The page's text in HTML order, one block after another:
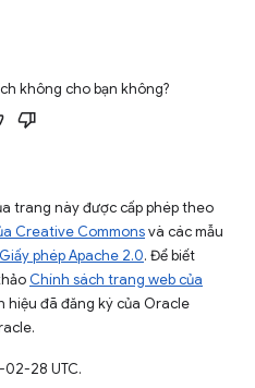
không cho bạn không?
trang này được cấp phép theo
Creative Commonsvà các mẫu
Giấy phép Apache 2.0. Để biết
Chính sách trang web của
hiệu đã đăng ký của Oracle
28 UTC.